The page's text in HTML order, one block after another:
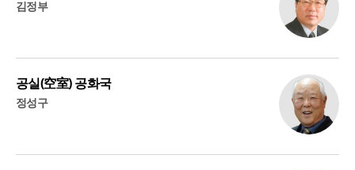
김정부
공실(空室) 공화국
정성구